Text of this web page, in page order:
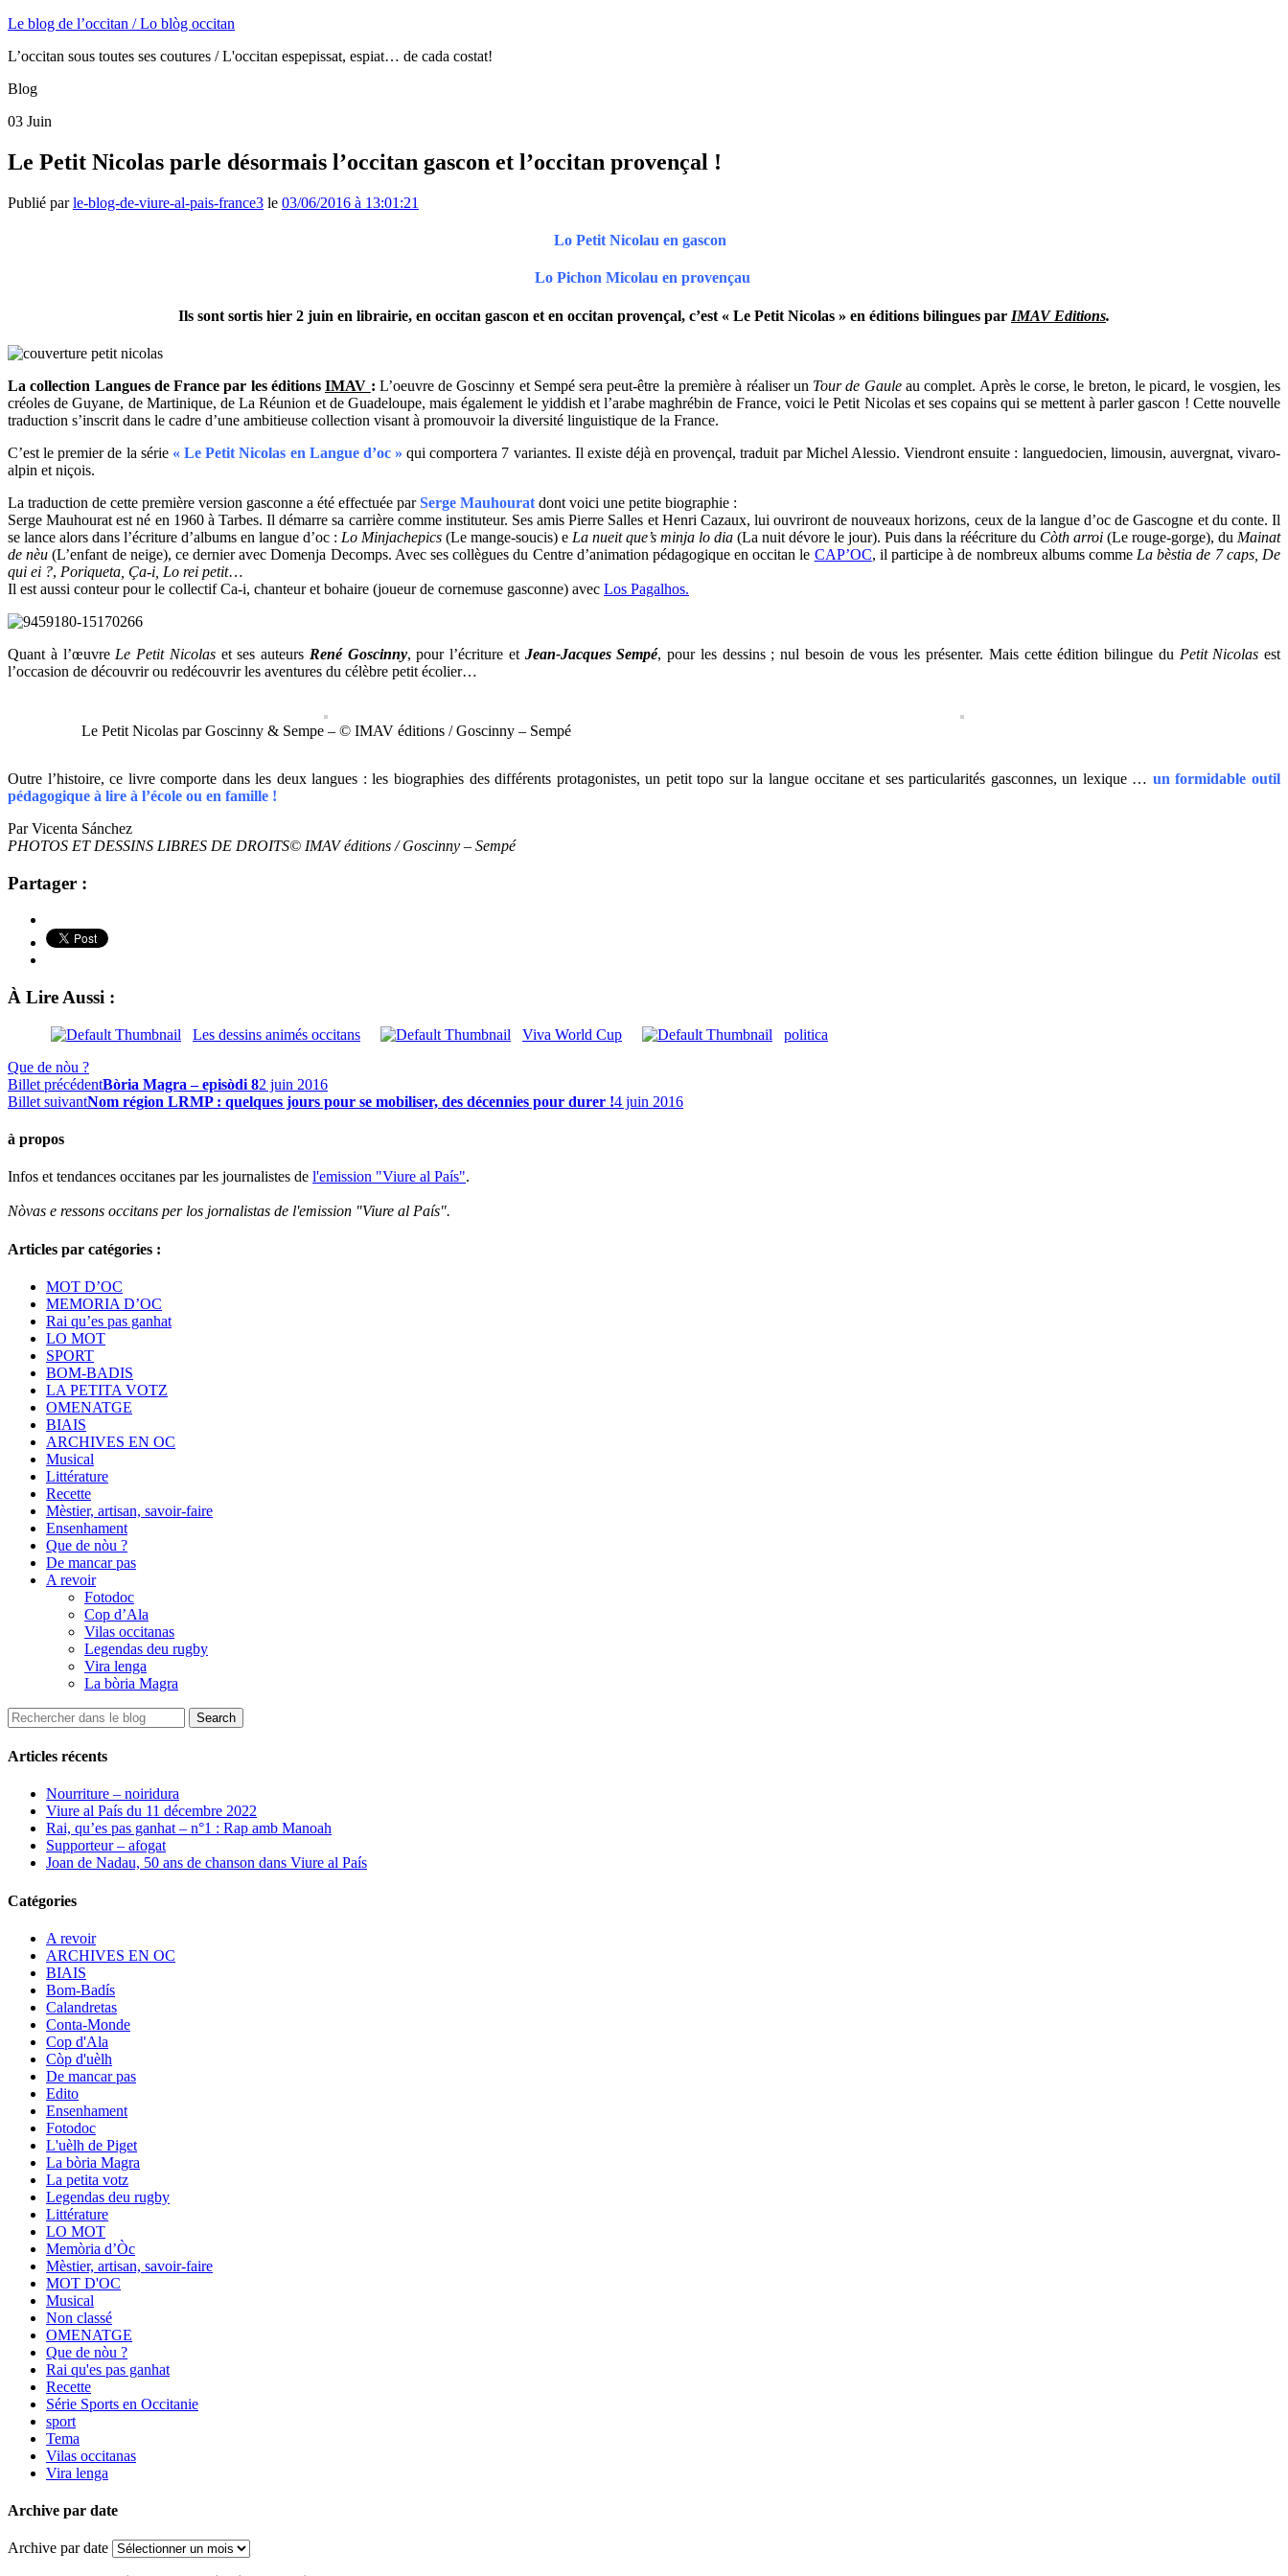
Le blog de l’occitan / Lo blòg occitan
L’occitan sous toutes ses coutures / L'occitan espepissat, espiat… de cada costat!
Blog
03 Juin
Le Petit Nicolas parle désormais l’occitan gascon et l’occitan provençal !
Publié parle-blog-de-viure-al-pais-france3 le 03/06/2016 à 13:01:21
Lo Petit Nicolau en gascon
Lo Pichon Micolau en provençau
Ils sont sortis hier 2 juin en librairie, en occitan gascon et en occitan provençal, c’est « Le Petit Nicolas » en éditions bilingues par IMAV Editions.
La collection Langues de France par les éditionsIMAV : L’oeuvre de Goscinny et Sempé sera peut-être la première à réaliser un Tour de Gauleau complet. Après le corse, le breton, le picard, le vosgien, les
créoles de Guyane, de Martinique, de La Réunion et de Guadeloupe, mais également le yiddish et l’arabe maghrébin de France, voici le Petit Nicolas et ses copains qui se mettent à parler gascon ! Cette nouvelle
traduction s’inscrit dans le cadre d’une ambitieuse collection visant à promouvoir la diversité linguistique de la France.
C’est le premier de la série « Le Petit Nicolas en Langue d’oc » qui comportera 7 variantes. Il existe déjà en provençal, traduit par Michel Alessio. Viendront ensuite : languedocien, limousin, auvergnat, vivaro-
alpin et niçois.
La traduction de cette première version gasconne a été effectuée parSerge Mauhourat dont voici une petite biographie :
Serge Mauhourat est né en 1960 à Tarbes. Il démarre sa carrière comme instituteur. Ses amis Pierre Salles et Henri Cazaux, lui ouvriront de nouveaux horizons, ceux de la langue d’oc de Gascogne et du conte. Il
se lance alors dans l’écriture d’albums en langue d’oc : Lo Minjachepics (Le mange-soucis) e La nueit que’s minja lo dia (La nuit dévore le jour). Puis dans la réécriture du Còth arroi (Le rouge-gorge), du Mainat
de nèu(L’enfant de neige), ce dernier avec Domenja Decomps. Avec ses collègues du Centre d’animation pédagogique en occitan le CAP’OC, il participe à de nombreux albums comme La bèstia de 7 caps, De
qui ei ?, Poriqueta, Ça-i, Lo rei petit…
Il est aussi conteur pour le collectif Ca-i, chanteur et bohaire (joueur de cornemuse gasconne) avec Los Pagalhos.
Quant à l’œuvre Le Petit Nicolas et ses auteurs René Goscinny, pour l’écriture et Jean-Jacques Sempé, pour les dessins ; nul besoin de vous les présenter. Mais cette édition bilingue du Petit Nicolas est
l’occasion de découvrir ou redécouvrir les aventures du célèbre petit écolier…
Le Petit Nicolas par Goscinny & Sempe – © IMAV éditions / Goscinny – Sempé
Outre l’histoire, ce livre comporte dans les deux langues : les biographies des différents protagonistes, un petit topo sur la langue occitane et ses particularités gasconnes, un lexique … un formidable outil
pédagogique à lire à l’école ou en famille !
Par Vicenta Sánchez
PHOTOS ET DESSINS LIBRES DE DROITS© IMAV éditions / Goscinny – Sempé
Partager :
À Lire Aussi :
Les dessins animés occitans Viva World Cup
politica
Que de nòu ?
Billet précédentBòria Magra – episòdi 82 juin 2016
Billet suivantNom région LRMP : quelques jours pour se mobiliser, des décennies pour durer !4 juin 2016
à propos
Infos et tendances occitanes par les journalistes de l'emission "Viure al País".
Nòvas e ressons occitans per los jornalistas de l'emission "Viure al País".
Articles par catégories :
MOT D’OC
MEMORIA D’OC
Rai qu’es pas ganhat
LO MOT
SPORT
BOM-BADIS
LA PETITA VOTZ
OMENATGE
BIAIS
ARCHIVES EN OC
Musical
Littérature
Recette
Mèstier, artisan, savoir-faire
Ensenhament
Que de nòu ?
De mancar pas
A revoir
Fotodoc
Cop d’Ala
Vilas occitanas
Legendas deu rugby
Vira lenga
La bòria Magra
Articles récents
Nourriture – noiridura
Viure al País du 11 décembre 2022
Rai, qu’es pas ganhat – n°1 : Rap amb Manoah
Supporteur – afogat
Joan de Nadau, 50 ans de chanson dans Viure al País
Catégories
A revoir
ARCHIVES EN OC
BIAIS
Bom-Badís
Calandretas
Conta-Monde
Cop d'Ala
Còp d'uèlh
De mancar pas
Edito
Ensenhament
Fotodoc
L'uèlh de Piget
La bòria Magra
La petita votz
Legendas deu rugby
Littérature
LO MOT
Memòria d’Òc
Mèstier, artisan, savoir-faire
MOT D'OC
Musical
Non classé
OMENATGE
Que de nòu ?
Rai qu'es pas ganhat
Recette
Série Sports en Occitanie
sport
Tema
Vilas occitanas
Vira lenga
Archive par date
Archive par date